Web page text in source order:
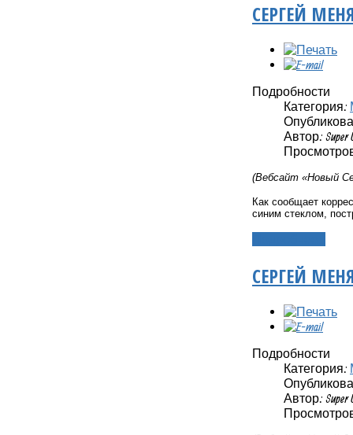
СЕРГЕЙ
Подробности
Категория:
Автор: Super
(Вебсайт «Новый
Как сообщает
синим стеклом,
СЕРГЕЙ
Подробности
Категория:
Автор: Super